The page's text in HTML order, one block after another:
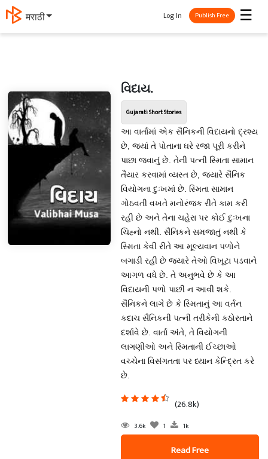
मराठी ☰
Log In Publish Free
વિદાય.
Gujarati Short Stories
આ વાર્તામાં એક સૈનિકની વિદાયનો દ્રશ્ય
છે, જ્યાં તે પોતાના ઘરે રજા પૂરી કરીને
પાછા જવાનું છે. તેની પત્ની સ્મિતા સામાન
તૈયાર કરવામાં વ્યસ્ત છે, જ્યારે સૈનિક
વિયોગના દુઃખમાં છે. સ્મિતા સામાન
ગોઠવતી વખતે મનોરંજક રીતે કામ કરી
રહી છે અને તેના ચહેરા પર કોઈ દુઃખના
ચિહ્નો નથી. સૈનિકને સમજાતું નથી કે
સ્મિતા કેવી રીતે આ મૂલ્યવાન પળોને
બગાડી રહી છે જ્યારે તેઓ વિખૂટા પડવાને
આગળ વધે છે. તે અનુભવે છે કે આ
વિદાયની પળો પાછી ન આવી શકે.
સૈનિકને લાગે છે કે સ્મિતાનું આ વર્તન
કદાચ સૈનિકની પત્ની તરીકેની કઠોરતાને
દર્શાવે છે. વાર્તા અંતે, તે વિયોગની
લાગણીઓ અને સ્મિતાની ઈચ્છાઓ
વચ્ચેના વિસંગતતા પર ધ્યાન કેન્દ્રિત કરે
છે.
(26.8k)
3.6k 1 1k
Read Free